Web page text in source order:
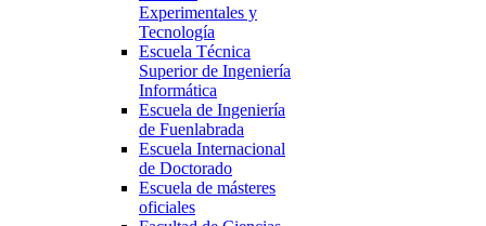
Experimentales y
Tecnología
Escuela Técnica
Superior de Ingeniería
Informática
Escuela de Ingeniería
de Fuenlabrada
Escuela Internacional
de Doctorado
Escuela de másteres
oficiales